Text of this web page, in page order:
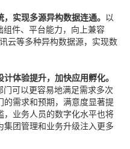
实现多源异构数据连通。 以
件、平台能力，向上兼容
云等多种异构数据源，实现数
体验提升，加快应用孵化。
可以更容易地满足需求多次
需求和预期，满意度显著提
业务人员的数字化水平也将
团管理和业务升级注入更多